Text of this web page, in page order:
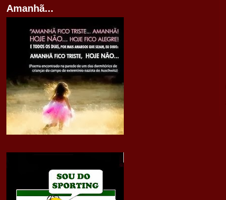
Amanhã...